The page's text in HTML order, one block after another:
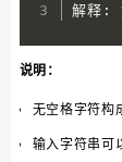
解释:
说明：
无空格字符构
输入字符串可